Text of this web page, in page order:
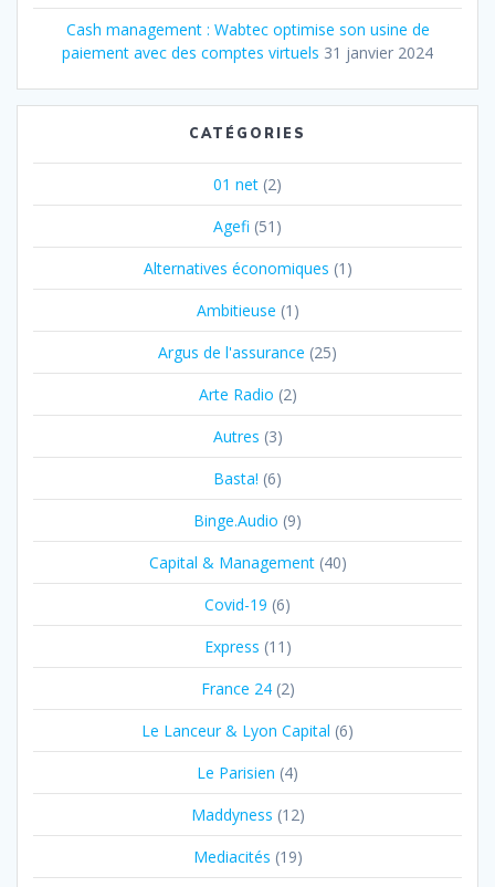
Cash management : Wabtec optimise son usine de
paiement avec des comptes virtuels 31 janvier 2024
CATÉGORIES
01 net (2)
Agefi (51)
Alternatives économiques (1)
Ambitieuse (1)
Argus de l'assurance (25)
Arte Radio (2)
Autres (3)
Basta! (6)
Binge.Audio (9)
Capital & Management(40)
Covid-19 (6)
Express (11)
France 24(2)
Le Lanceur & Lyon Capital (6)
Le Parisien (4)
Maddyness (12)
Mediacités (19)